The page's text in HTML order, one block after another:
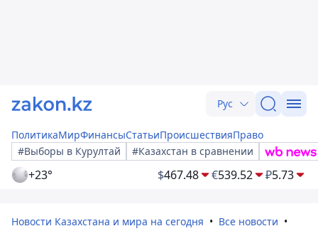
Рус
ПолитикаМирФинансыСтатьиПроисшествияПраво
#Выборы в Курултай
#Казахстан в сравнении
+23° $467.48 €539.52 ₽5.73
Новости Казахстана и мира на сегодня
Все новости